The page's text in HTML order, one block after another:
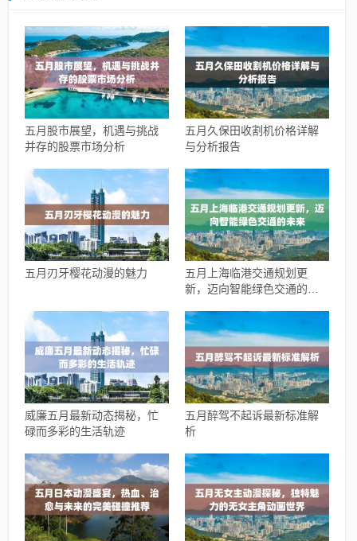
五月股市展望，机遇与挑战
并存的股票市场分析
五月久保田收割机价格详解
与分析报告
五月刃牙樱花动漫的魅力
五月上海临港交通规划更
新，迈向智能绿色交通的未
威廉五月最新动态揭秘，忙
碌而多彩的生活轨迹
五月醉驾不起诉最新标准解
析